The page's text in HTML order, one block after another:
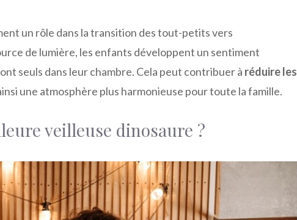
un rôle dans la transition des tout-petits vers
de lumière, les enfants développent un sentiment
seuls dans leur chambre. Cela peut contribuer à réduire les
une atmosphère plus harmonieuse pour toute la famille.
veilleuse dinosaure ?